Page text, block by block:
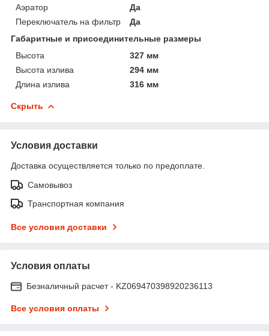
Аэратор
Да
Переключатель на фильтр
Да
Габаритные и присоединительные размеры
Высота
327 мм
Высота излива
294 мм
Длина излива
316 мм
Скрыть
Условия доставки
Доставка осуществляется только по предоплате.
Самовывоз
Транспортная компания
Все условия доставки
Условия оплаты
Безналичный расчет - KZ069470398920236113
Все условия оплаты